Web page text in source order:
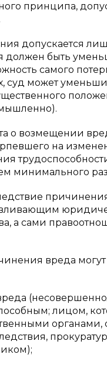
принципа,
допускается
должен быть
самого
суд может
о возмещении
на
минимального
а сами
вреда
лицом,